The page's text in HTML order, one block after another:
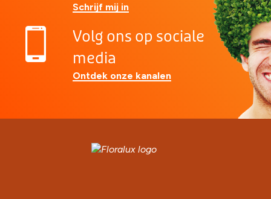
Schrijf mij in
Volg ons op sociale
media
Ontdek onze kanalen